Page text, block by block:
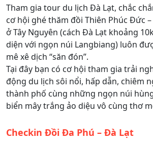
Tham gia tour du lịch Đà Lạt, chắc
cơ hội ghé thăm đồi Thiên Phúc Đức
ở Tây Nguyên (cách Đà Lạt khoảng
diện với ngọn núi Langbiang) luôn
mê xê dịch “săn đón”.
Tại đây bạn có cơ hội tham gia trải
động du lịch sôi nổi, hấp dẫn, chiêm
thành phố cùng những ngọn núi
biển mây trắng ảo diệu vô cùng thơ
Checkin Đồi Đa Phú – Đà Lạt